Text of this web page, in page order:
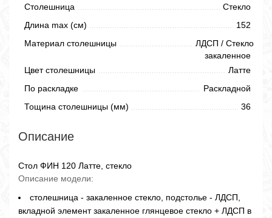
Столешница
Стекло
Длина max (см)
152
Материал столешницы
ЛДСП / Стекло
закаленное
Цвет столешницы
Латте
По раскладке
Раскладной
Тощина столешницы (мм)
36
Описание
Стол ФИН 120 Латте, стекло
Описание модели:
столешница - закаленное стекло, подстолье - ЛДСП,
вкладной элемент закаленное глянцевое стекло + ЛДСП в